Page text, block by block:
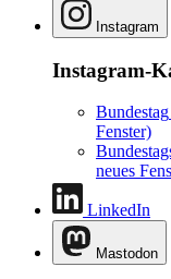
Instagram
Instagram-
Bundestag
Fenster)
neues
LinkedIn
Mastodon